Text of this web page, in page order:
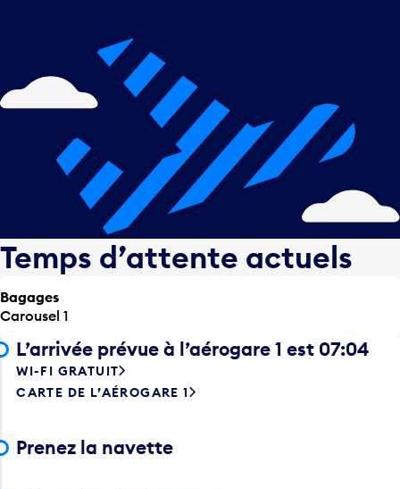
Temps d’attente actuels
Bagages
Carousel 1
L’arrivée prévue à l’aérogare 1 est 07:04
WI-FI GRATUIT
CARTE DE L’AÉROGARE 1
Prenez la navette